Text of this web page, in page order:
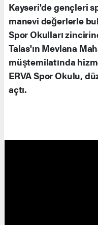
Kayseri'de gençleri
manevi değerlerle
Spor Okulları
Talas'ın Mevlana
müştemilatında
ERVA Spor Okulu,
açtı.